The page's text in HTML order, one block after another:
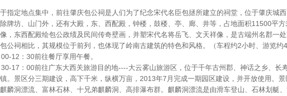
指定地点集中，前往肇庆包公祠是人们为了纪念宋代名臣包拯所建立的祠堂，位于肇庆城
牌坊、山门外，还有大殿，东、西配殿，钟楼，鼓楼、亭、廊、井等，占地面积11500平
，东西配殿绘包公政绩及民间传奇壁画，并塑宋代名将岳飞、文天祥像，是古端州名郡一
公祠相比，其规模位于前列，也体现了岭南古建筑的特色和风格。（车程约2小时、游览约
12：30前往餐厅享用午餐。
17：00前往广东大西关旅游目的地----大云雾山旅游区，位于千年古州郡、神话之乡、长
。景区分三期建设，高下千米，纵横万亩，2013年7月完成一期园区建设，并开放使用。
麟洞漂流、富林石林、十兄弟麒麟洞、高排瀑布群。麒麟洞漂流是由滑车登山、石林划艇